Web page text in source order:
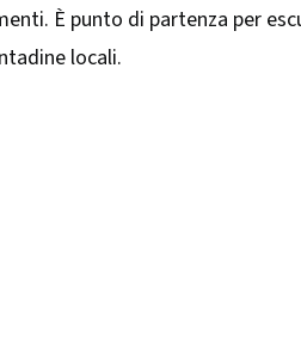
È punto di partenza per
locali.​